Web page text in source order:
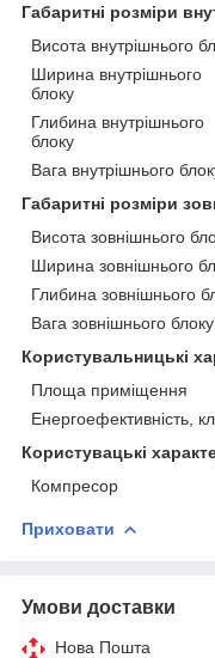
Габаритні розміри
Висота внутрішнього
Ширина внутрішнього
блоку
Глибина внутрішнього
блоку
Вага внутрішнього
Габаритні розміри
Висота зовнішнього
Ширина зовнішнього
Глибина зовнішнього
Вага зовнішнього блоку
Користувальницькі
Площа приміщення
Енергоефективність,
Користувацькi
Компресор
Приховати
Умови доставки
Нова Пошта